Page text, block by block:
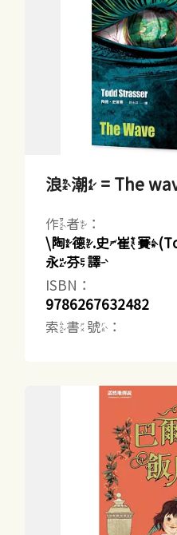
浪潮 = The
作者：
\陶德.史崔賽
永芬譯
ISBN：
9786267632482
索書號：